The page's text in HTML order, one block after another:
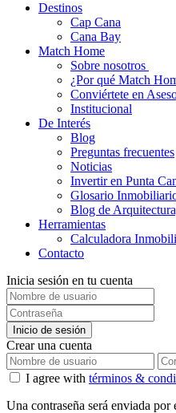
Destinos
Cap Cana
Cana Bay
Match Home
Sobre nosotros
¿Por qué Match
Conviértete en
Institucional
De Interés
Blog
Preguntas frecuentes
Noticias
Invertir en Punta
Glosario
Blog de
Herramientas
Calculadora
Contacto
Inicia sesión en tu cuenta
Inicio de sesión
Crear una cuenta
I agree with términos &
Una contraseña será enviada por